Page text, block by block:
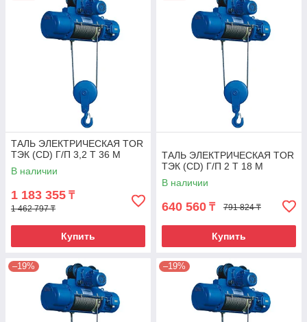
ТАЛЬ ЭЛЕКТРИЧЕСКАЯ TOR
ТЭК (CD) Г/П 3,2 Т 36 М
В наличии
1 183 355 ₸
1 462 797 ₸
Купить
ТАЛЬ ЭЛЕКТРИЧЕСКАЯ TOR
ТЭК (CD) Г/П 2 Т 18 М
В наличии
640 560 ₸ 791 824 ₸
Купить
–19% –19%